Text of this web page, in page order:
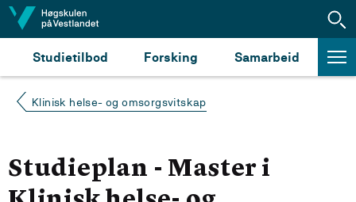
Hopp til innhald
Studietilbod Forsking Samarbeid
Klinisk helse- og omsorgsvitskap
Studieplan - Master i